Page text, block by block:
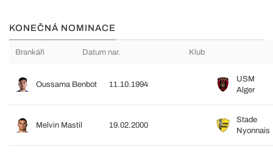
KONEČNÁ NOMINACE
Brankáři Datum nar. Klub
Oussama Benbot 11.10.1994
USM
Alger
Melvin Mastil 19.02.2000
Stade
Nyonnais